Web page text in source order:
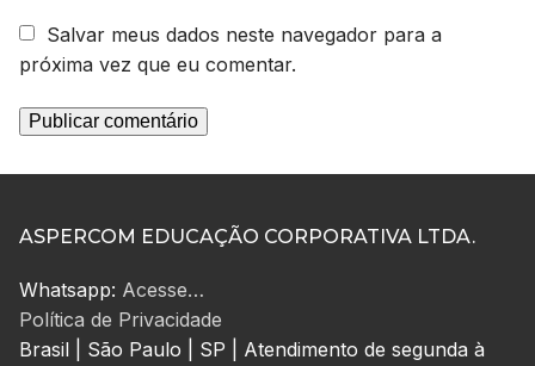
Salvar meus dados neste navegador para a
próxima vez que eu comentar.
ASPERCOM EDUCAÇÃO CORPORATIVA LTDA.
Whatsapp: Acesse…
Política de Privacidade
Brasil | São Paulo | SP | Atendimento de segunda à